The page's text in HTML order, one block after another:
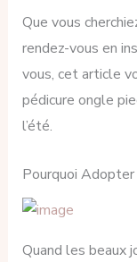
Que vous
rendez-vous en
vous, cet article
pédicure ongle
l’été.
Pourquoi Adopter
Quand les beaux